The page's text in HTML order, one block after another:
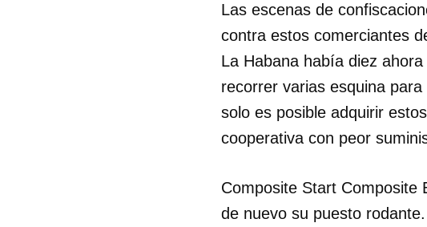
Las escenas de
contra estos comerciantes
La Habana había diez
recorrer varias esquina
solo es posible adquirir
cooperativa con peor
Composite Start Composite
de nuevo su puesto